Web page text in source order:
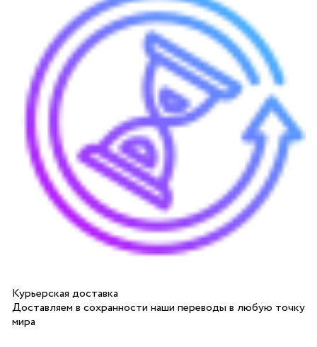
Курьерская доставка
Доставляем в сохранности наши переводы в любую точку
мира